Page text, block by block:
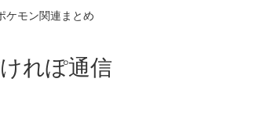
ケモン関連まとめ
れぽ通信